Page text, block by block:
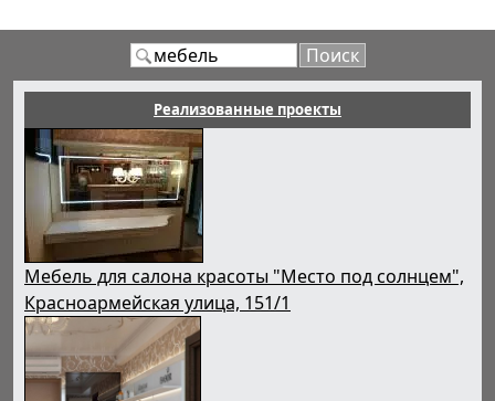
Реализованные проекты
Мебель для салона красоты "Место под солнцем",
Красноармейская улица, 151/1